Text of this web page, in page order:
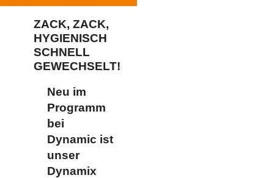
ZACK, ZACK,
HYGIENISCH
SCHNELL
GEWECHSELT!
Neu im
Programm
bei
Dynamic ist
unser
Dynamix